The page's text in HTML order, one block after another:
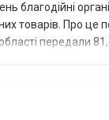
благодійні
товарів. Про це
передали